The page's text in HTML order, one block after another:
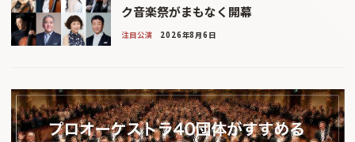
ク音楽祭がまもなく開幕
注目公演 2026年8月6日